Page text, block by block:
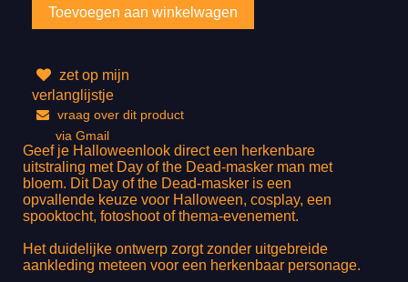
zet op mijn
verlanglijstje
vraag over dit product
via Gmail
Geef je Halloweenlook direct een herkenbare
uitstraling met Day of the Dead-masker man met
bloem. Dit Day of the Dead-masker is een
opvallende keuze voor Halloween, cosplay, een
spooktocht, fotoshoot of thema-evenement.
Het duidelijke ontwerp zorgt zonder uitgebreide
aankleding meteen voor een herkenbaar personage.